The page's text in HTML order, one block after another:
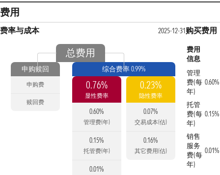
费用
费率与成本 2025-12-31
总费用
申购赎回
申购费
赎回费
综合费率 0.99%
0.76%
显性费率
0.60%
管理费(年)
0.15%
托管费(年)
0.01%
0.23%
隐性费率
0.07%
交易成本(估)
0.16%
其它费用(估)
购买费用
费用
信息
管理
费(每
年)
0.60%
托管
费(每
年)
0.15%
销售
服务
费(每
年)
0.01%